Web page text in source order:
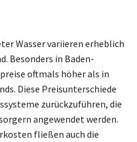
Wasser variieren erheblich
Besonders in Baden-
oftmals höher als in
Diese Preisunterschiede
zurückzuführen, die
angewendet werden.
fließen auch die